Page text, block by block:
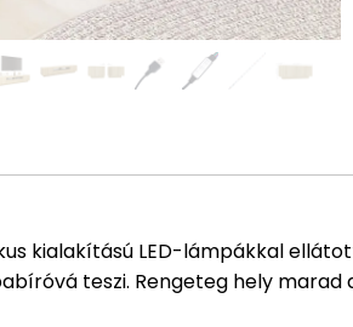
kialakítású LED-lámpákkal
teszi. Rengeteg hely marad